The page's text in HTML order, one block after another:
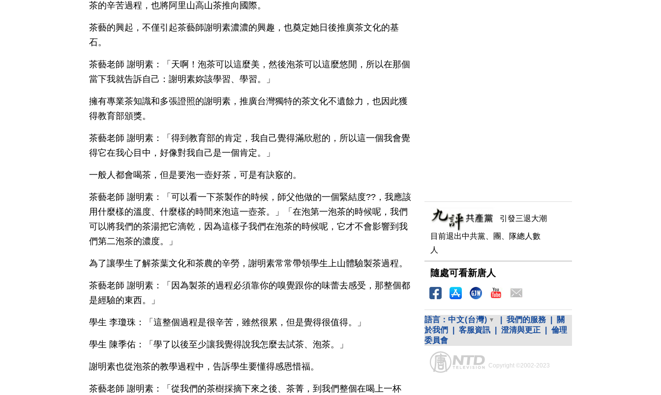
茶的辛苦過程，也將阿里山高山茶推向國際。
茶藝的興起，不僅引起茶藝師謝明素濃濃的興趣，也奠定她日後推廣茶文化的基
石。
茶藝老師 謝明素：「天啊！泡茶可以這麼美，然後泡茶可以這麼悠閒，所以在那個
當下我就告訴自己：謝明素妳該學習、學習。」
擁有專業茶知識和多張證照的謝明素，推廣台灣獨特的茶文化不遺餘力，也因此獲
得教育部頒獎。
茶藝老師 謝明素：「得到教育部的肯定，我自己覺得滿欣慰的，所以這一個我會覺
得它在我心目中，好像對我自己是一個肯定。」
一般人都會喝茶，但是要泡一壺好茶，可是有訣竅的。
茶藝老師 謝明素：「可以看一下茶製作的時候，師父他做的一個緊結度??，我應該
用什麼樣的溫度、什麼樣的時間來泡這一壺茶。」「在泡第一泡茶的時候呢，我們
可以將我們的茶湯把它滴乾，因為這樣子我們在泡茶的時候呢，它才不會影響到我
們第二泡茶的濃度。」
為了讓學生了解茶葉文化和茶農的辛勞，謝明素常常帶領學生上山體驗製茶過程。
茶藝老師 謝明素：「因為製茶的過程必須靠你的嗅覺跟你的味蕾去感受，那整個都
是經驗的東西。」
學生 李瓊珠：「這整個過程是很辛苦，雖然很累，但是覺得很值得。」
學生 陳季佑：「學了以後至少讓我覺得說我怎麼去試茶、泡茶。」
謝明素也從泡茶的教學過程中，告訴學生要懂得感恩惜福。
茶藝老師 謝明素：「從我們的茶樹採摘下來之後、茶菁，到我們整個在喝上一杯
引發三退大潮
目前退出中共黨、團、隊總人數
人
隨處可看新唐人
語言： 中文(台灣) 我們的服務
關
於我們
客服資訊 澄清與更正
倫理
委員會
Copyright ©2002-2023